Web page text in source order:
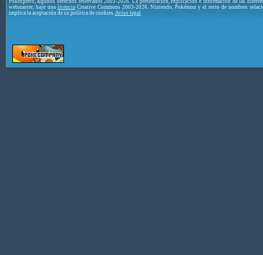
webmaster, bajo una licenciaCreative Commons 2003-2026. Nintendo, Pokémon y el resto de nombres
implica la aceptación de su política de cookies. Aviso legal